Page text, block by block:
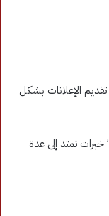
الإعلانات بشكل
تمتد إلى عدة